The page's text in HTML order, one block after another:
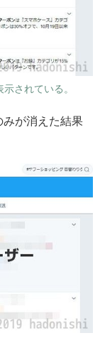
されている。
が消えた結果